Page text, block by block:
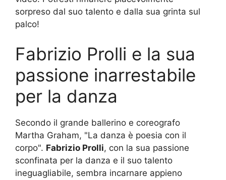
sorpreso dal suo talento e dalla sua grinta sul
palco!
Fabrizio Prolli e la sua
passione inarrestabile
per la danza
Secondo il grande ballerino e coreografo
Martha Graham, "La danza è poesia con il
corpo". Fabrizio Prolli, con la sua passione
sconfinata per la danza e il suo talento
ineguagliabile, sembra incarnare appieno